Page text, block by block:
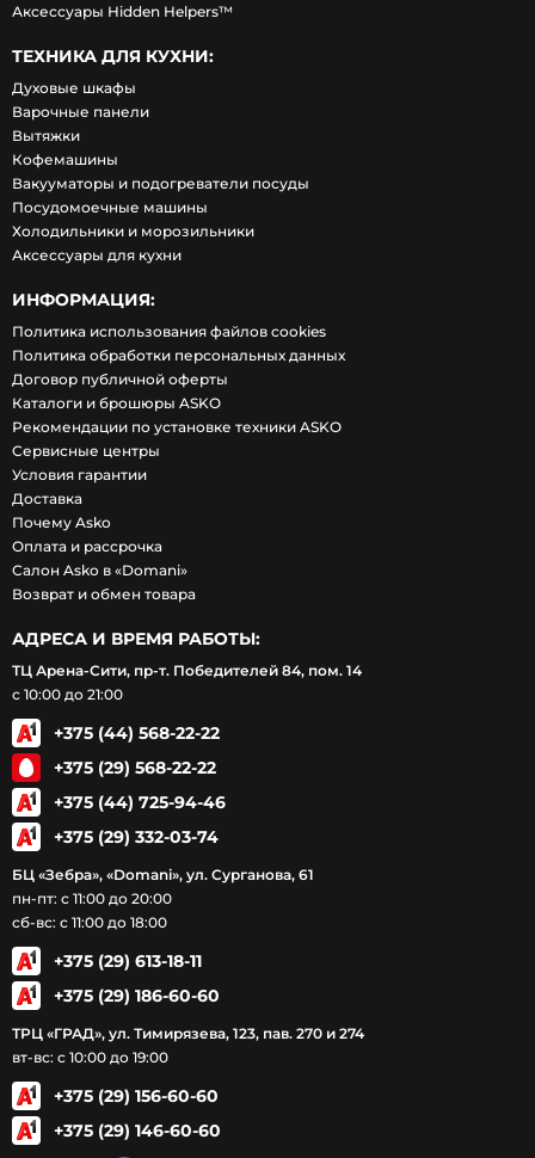
Аксессуары Hidden Helpers™
ТЕХНИКА ДЛЯ КУХНИ:
Духовые шкафы
Варочные панели
Вытяжки
Кофемашины
Вакууматоры и подогреватели посуды
Посудомоечные машины
Холодильники и морозильники
Аксессуары для кухни
ИНФОРМАЦИЯ:
Политика использования файлов cookies
Политика обработки персональных данных
Договор публичной оферты
Каталоги и брошюры ASKO
Рекомендации по установке техники ASKO
Сервисные центры
Условия гарантии
Доставка
Почему Asko
Оплата и рассрочка
Салон Asko в «Domani»
Возврат и обмен товара
АДРЕСА И ВРЕМЯ РАБОТЫ:
ТЦ Арена-Сити, пр-т. Победителей 84, пом. 14
с 10:00 до 21:00
+375 (44) 568-22-22
+375 (29) 568-22-22
+375 (44) 725-94-46
+375 (29) 332-03-74
БЦ «Зебра», «Domani», ул. Сурганова, 61
пн-пт: с 11:00 до 20:00
сб-вс: с 11:00 до 18:00
+375 (29) 613-18-11
+375 (29) 186-60-60
ТРЦ «ГРАД», ул. Тимирязева, 123, пав. 270 и 274
вт-вс: с 10:00 до 19:00
+375 (29) 156-60-60
+375 (29) 146-60-60